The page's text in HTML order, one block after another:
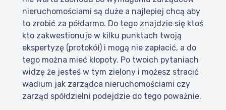
nieruchomościami są duże a najlepiej chcą aby
to zrobić za półdarmo. Do tego znajdzie się ktoś
kto zakwestionuje w kilku punktach twoją
ekspertyzę (protokół) i mogą nie zapłacić, a do
tego można mieć kłopoty. Po twoich pytaniach
widzę że jesteś w tym zielony i możesz stracić
wadium jak zarządca nieruchomościami czy
zarząd spółdzielni podejdzie do tego poważnie.